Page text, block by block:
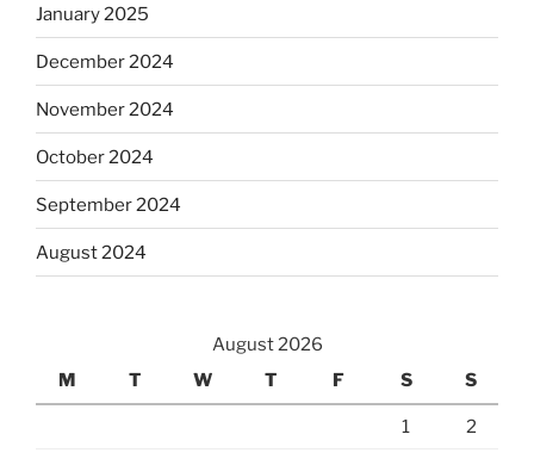
January 2025
December 2024
November 2024
October 2024
September 2024
August 2024
August 2026
M
T W T F S S
1 2